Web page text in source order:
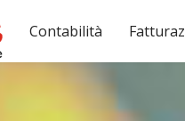
Contabilità